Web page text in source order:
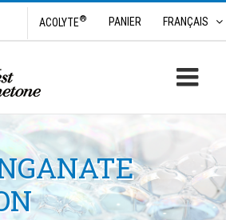
ACOLYTE® PANIER FRANÇAIS